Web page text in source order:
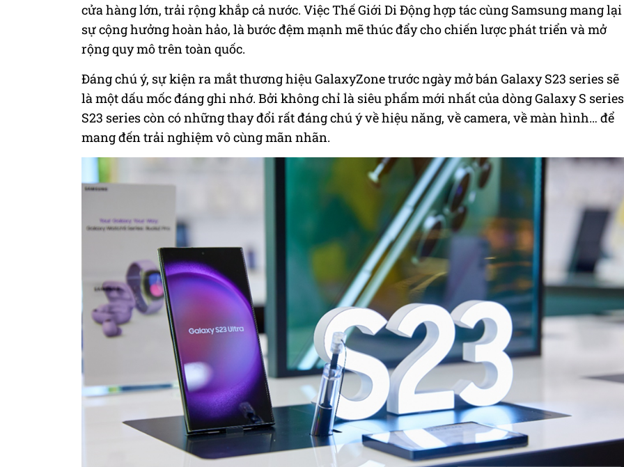
cửa hàng lớn, trải rộng khắp cả nước. Việc Thế Giới Di Động hợp tác cùng Samsung mang lại
sự cộng hưởng hoàn hảo, là bước đệm mạnh mẽ thúc đẩy cho chiến lược phát triển và mở
rộng quy mô trên toàn quốc.
Đáng chú ý, sự kiện ra mắt thương hiệuGalaxyZonetrước ngày mở bán Galaxy S23 series sẽ
là một dấu mốc đáng ghi nhớ. Bởi không chỉ là siêu phẩm mới nhất của dòng Galaxy S
S23 series còn có những thay đổi rất đáng chú ý về hiệu năng, về camera, về màn hình… để
mang đến trải nghiệm vô cùng mãn nhãn.